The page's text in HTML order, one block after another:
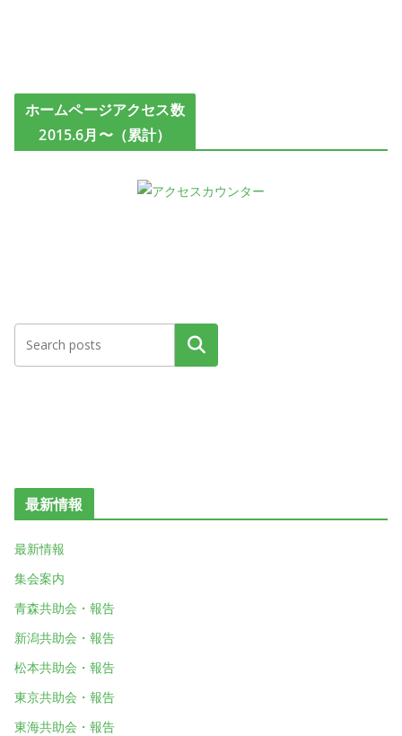
ホームページアクセス数
2015.6月〜（累計）
検索
最新情報
最新情報
集会案内
青森共助会・報告
新潟共助会・報告
松本共助会・報告
東京共助会・報告
東海共助会・報告